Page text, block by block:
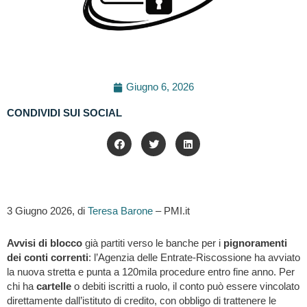
Giugno 6, 2026
CONDIVIDI SUI SOCIAL
3 Giugno 2026, di Teresa Barone – PMI.it
Avvisi di blocco già partiti verso le banche per i pignoramenti
dei conti correnti: l’Agenzia delle Entrate-Riscossione ha avviato
la nuova stretta e punta a 120mila procedure entro fine anno. Per
chi ha cartelle o debiti iscritti a ruolo, il conto può essere vincolato
direttamente dall’istituto di credito, con obbligo di trattenere le